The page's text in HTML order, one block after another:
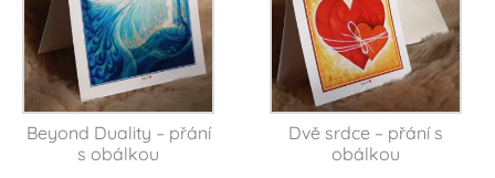
Beyond Duality – přání
s obálkou
Dvě srdce – přání s
obálkou